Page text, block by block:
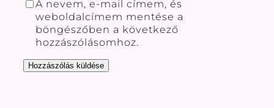
A nevem, e-mail címem, és
weboldalcímem mentése a
böngészőben a következő
hozzászólásomhoz.